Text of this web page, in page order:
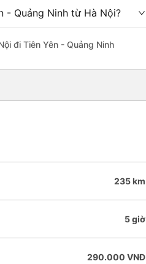
- Quảng Ninh từ Hà Nội?
đi Tiên Yên - Quảng Ninh
235 km
5 giờ
290.000 VNĐ